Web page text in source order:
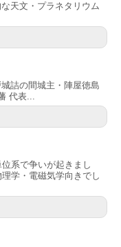
天文・プラネタリウム
詰の間城主・陣屋徳島
代表...
系で争いが起きまし
学・電磁気学向きでし